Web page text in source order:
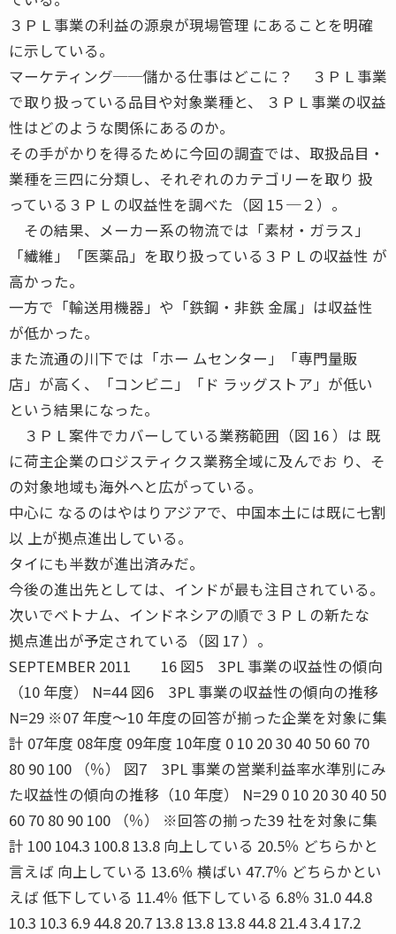
３ＰＬ事業の利益の源泉が現場管理 にあることを明確
に示している。
マーケティング──儲かる仕事はどこに？ ３ＰＬ事業
で取り扱っている品目や対象業種と、 ３ＰＬ事業の収益
性はどのような関係にあるのか。
その手がかりを得るために今回の調査では、取扱品目・
業種を三四に分類し、それぞれのカテゴリーを取り 扱
っている３ＰＬの収益性を調べた（図 15 ─２）。
その結果、メーカー系の物流では「素材・ガラス」
「繊維」「医薬品」を取り扱っている３ＰＬの収益性 が
高かった。
一方で「輸送用機器」や「鉄鋼・非鉄 金属」は収益性
が低かった。
また流通の川下では「ホー ムセンター」「専門量販
店」が高く、「コンビニ」「ド ラッグストア」が低い
という結果になった。
３ＰＬ案件でカバーしている業務範囲（図 16 ）は 既
に荷主企業のロジスティクス業務全域に及んでお り、そ
の対象地域も海外へと広がっている。
中心に なるのはやはりアジアで、中国本土には既に七割
以 上が拠点進出している。
タイにも半数が進出済みだ。
今後の進出先としては、インドが最も注目されている。
次いでベトナム、インドネシアの順で３ＰＬの新たな
拠点進出が予定されている（図 17 ）。
SEPTEMBER 2011 16 図5 3PL 事業の収益性の傾向
（10 年度） N=44 図6 3PL 事業の収益性の傾向の推移
N=29 ※07 年度〜10 年度の回答が揃った企業を対象に集
計 07年度 08年度 09年度 10年度 0 10 20 30 40 50 60 70
80 90 100 （％） 図7 3PL 事業の営業利益率水準別にみ
た収益性の傾向の推移（10 年度） N=29 0 10 20 30 40 50
60 70 80 90 100 （％） ※回答の揃った39 社を対象に集
計 100 104.3 100.8 13.8 向上している 20.5％ どちらかと
言えば 向上している 13.6％ 横ばい 47.7％ どちらかとい
えば 低下している 11.4％ 低下している 6.8％ 31.0 44.8
10.3 10.3 6.9 44.8 20.7 13.8 13.8 13.8 44.8 21.4 3.4 17.2